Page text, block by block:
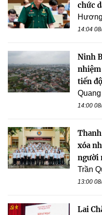
chức
14:04
Ninh
nhiệm
tiến độ
14:00
xóa
người
Trần
13:00
Lai